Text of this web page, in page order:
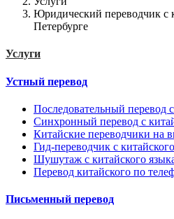
Юридический переводчик с
Петербурге
Услуги
Устный перевод
Последовательный перевод
Синхронный перевод с
Китайские переводчики на
Гид-переводчик с
Шушутаж с китайского
Перевод китайского по
Письменный перевод